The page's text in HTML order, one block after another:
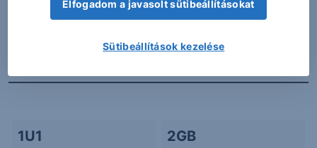
1U1 2GB
Elfogadom a javasolt sütibeállításokat
Sütibeállítások kezelése